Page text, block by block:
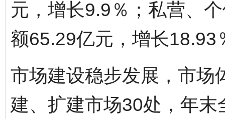
元，增长9.9％；私营、
额65.29亿元，增长18.93
市场建设稳步发展，市场
建、扩建市场30处，年